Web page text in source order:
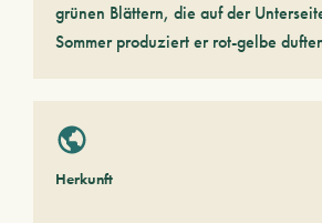
grünen Blättern, die auf der
Sommer produziert er rot-gelbe
Herkunft